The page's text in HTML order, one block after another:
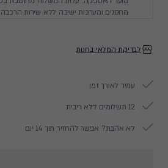
מחסנים ומערכות ישיבה ללא שירות
לבדיקת המלאי בחנות
עמיד לאורך זמן
12 תשלומים ללא ריבית
לא אהבת? אפשר להחזיר תוך 14 יום